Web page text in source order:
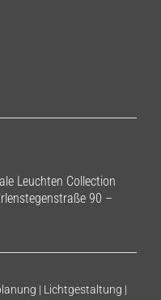
Leuchten Collection
90 –
| Lichtgestaltung |